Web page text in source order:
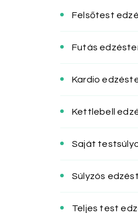
Felsőtest
Futás
Kardio
Kettlebell
Saját
Súlyzós
Teljes test